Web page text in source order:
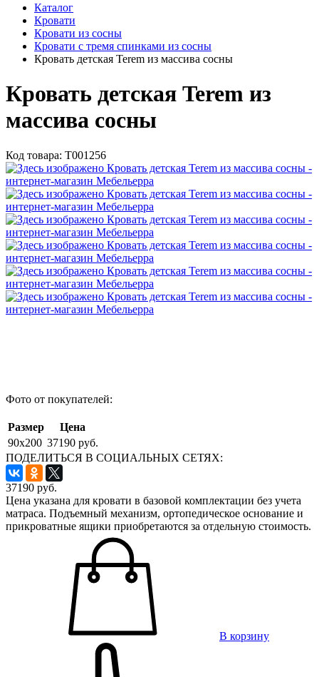
Каталог
Кровати
Кровати из сосны
Кровати с тремя спинками из сосны
Кровать детская Terem из массива сосны
Кровать детская Terem из
массива сосны
Код товара: Т001256
Фото от покупателей:
Размер
Цена
90x200 37190 руб.
ПОДЕЛИТЬСЯ В СОЦИАЛЬНЫХ СЕТЯХ:
37190 руб.
Цена указана для кровати в базовой комплектации без учета
матраса. Подъемный механизм, ортопедическое основание и
прикроватные ящики приобретаются за отдельную стоимость.
В корзину